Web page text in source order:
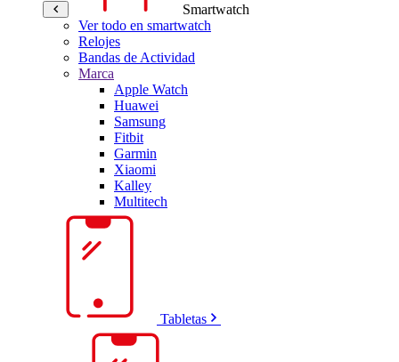
Smartwatch
Ver todo en smartwatch
Relojes
Bandas de Actividad
Marca
Apple Watch
Huawei
Samsung
Fitbit
Garmin
Xiaomi
Kalley
Multitech
Tabletas